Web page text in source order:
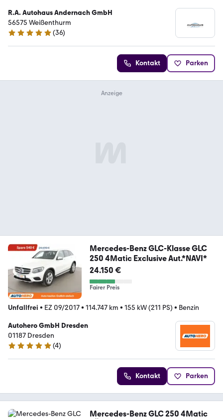
R.A. Autohaus Andernach GmbH
56575 Weißenthurm
5 Sterne
(36)
Kontakt Parken
Mercedes-Benz GLC-Klasse GLC
250 4Matic Exclusive Aut.*NAVI*
24.150 €
Fairer Preis
Unfallfrei • EZ 09/2017• 114.747 km • 155 kW (211 PS) • Benzin
Autohero GmbH Dresden
01187 Dresden
5 Sterne
(4)
Kontakt Parken
Mercedes-Benz GLC 250 4Matic